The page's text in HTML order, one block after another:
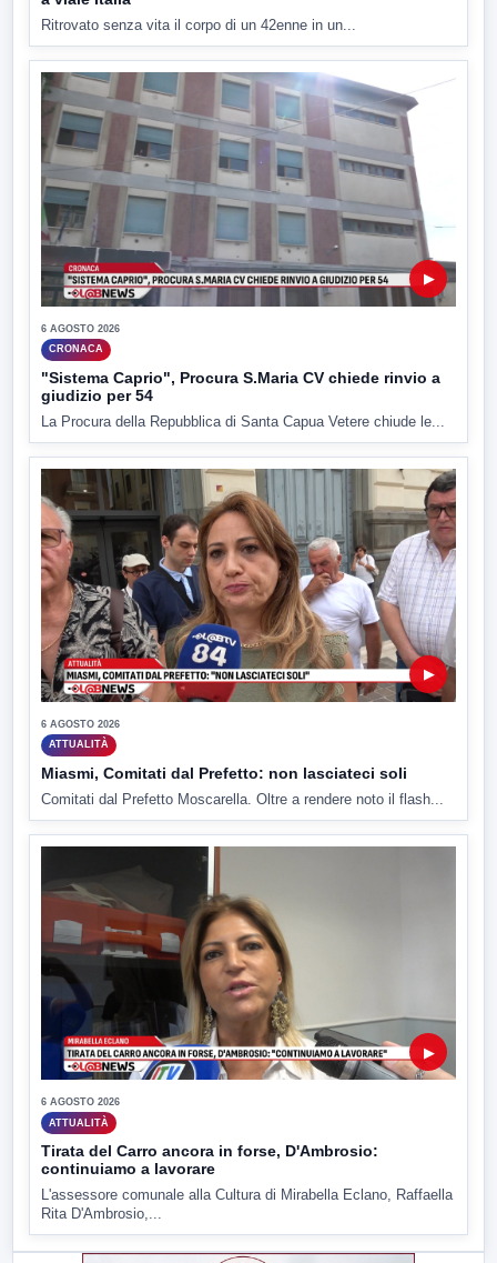
Ritrovato senza vita il corpo di un 42enne in un...
▶
6 AGOSTO 2026
CRONACA
"Sistema Caprio", Procura S.Maria CV chiede rinvio a
giudizio per 54
La Procura della Repubblica di Santa Capua Vetere chiude le...
▶
6 AGOSTO 2026
ATTUALITÀ
Miasmi, Comitati dal Prefetto: non lasciateci soli
Comitati dal Prefetto Moscarella. Oltre a rendere noto il flash...
▶
6 AGOSTO 2026
ATTUALITÀ
Tirata del Carro ancora in forse, D'Ambrosio:
continuiamo a lavorare
L'assessore comunale alla Cultura di Mirabella Eclano, Raffaella
Rita D'Ambrosio,...